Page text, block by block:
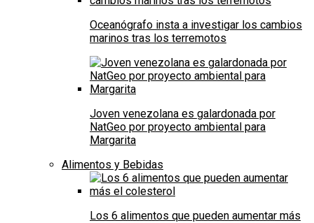
Oceanógrafo insta a investigar los cambios
marinos tras los terremotos
Joven venezolana es galardonada por
NatGeo por proyecto ambiental para
Margarita
Alimentos y Bebidas
Los 6 alimentos que pueden aumentar más